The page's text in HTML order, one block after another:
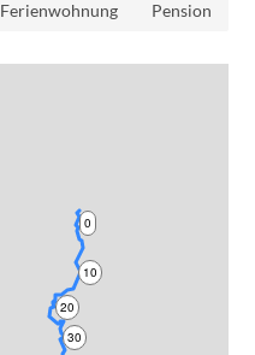
Ferienwohnung Pension
0
10
20
30